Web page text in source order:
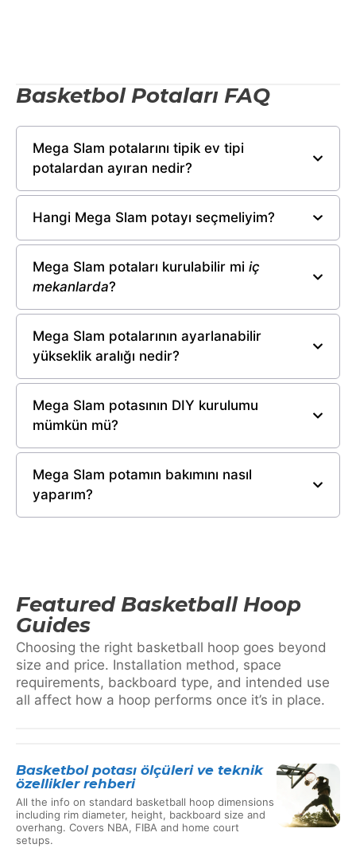
Basketbol Potaları FAQ
Mega Slam potalarını tipik ev tipi
potalardan ayıran nedir?
Hangi Mega Slam potayı seçmeliyim?
Mega Slam potaları kurulabilir mi iç
mekanlarda?
Mega Slam potalarının ayarlanabilir
yükseklik aralığı nedir?
Mega Slam potasının DIY kurulumu
mümkün mü?
Mega Slam potamın bakımını nasıl
yaparım?
Featured Basketball Hoop
Guides
Choosing the right basketball hoop goes beyond
size and price. Installation method, space
requirements, backboard type, and intended use
all affect how a hoop performs once it’s in place.
Basketbol potası ölçüleri ve teknik
özellikler rehberi
All the info on standard basketball hoop dimensions
including rim diameter, height, backboard size and
overhang. Covers NBA, FIBA and home court
setups.